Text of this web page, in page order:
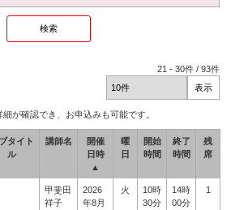
21 -30件 /93件
が確認でき、お申込みも可能です。
タイト
ル
講師名
開催
日時
▲
曜
日
開始
時間
終了
時間
残
席
甲斐田
祥子
2026
年8月
火
10時
30分
14時
00分
1